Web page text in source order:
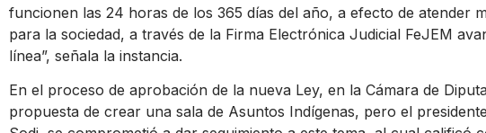
funcionen las 24 horas de los 365 días del año, a efecto de atender
para la sociedad, a través de la Firma Electrónica Judicial FeJEM
línea”, señala la instancia.
En el proceso de aprobación de la nueva Ley, en la Cámara de
propuesta de crear una sala de Asuntos Indígenas, pero el